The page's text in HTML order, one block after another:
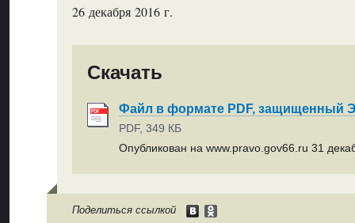
26 декабря 2016 г.
Скачать
Файл в формате PDF, защищенный
PDF, 349 КБ
Опубликован на www.pravo.gov66.ru 31
Поделиться ссылкой